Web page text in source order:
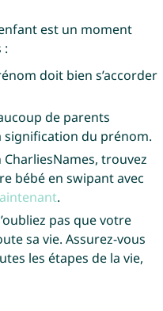
est un moment
:
doit bien s’accorder
de parents
signification du prénom.
CharliesNames, trouvez
bébé en swipant avec
.
pas que votre
sa vie. Assurez-vous
les étapes de la vie,